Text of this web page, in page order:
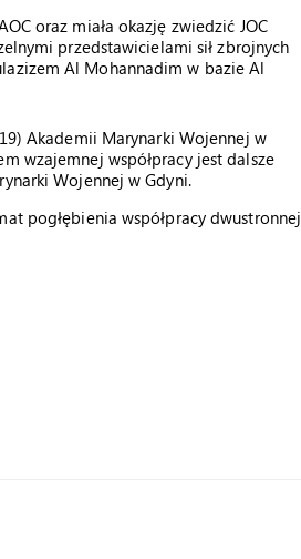
oraz miała okazję zwiedzić JOC
przedstawicielami sił zbrojnych
Al Mohannadim w bazie Al
Akademii Marynarki Wojennej w
wzajemnej współpracy jest dalsze
Wojennej w Gdyni.
pogłębienia współpracy dwustronnej